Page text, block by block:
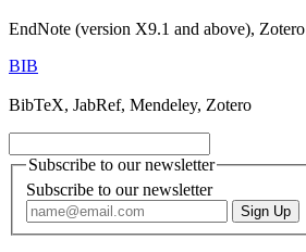
EndNote (version X9.1 and above), Zotero
BIB
BibTeX, JabRef, Mendeley, Zotero
Subscribe to our newsletter
Subscribe to our newsletter